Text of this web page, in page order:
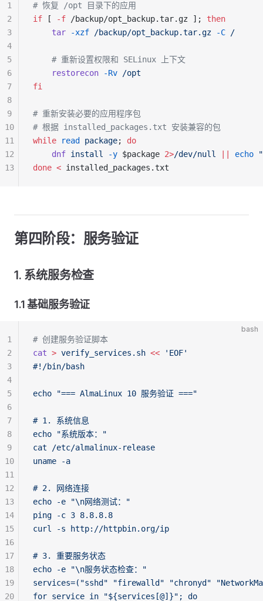
# 恢复 /opt 目录下的应用
if [ -f /backup/opt_backup.tar.gz ]; then
    tar
-xzf /backup/opt_backup.tar.gz -C /
    # 重新设置权限和 SELinux 上下文
    restorecon
-Rv /opt
fi
# 重新安装必要的应用程序包
# 根据 installed_packages.txt 安装兼容的包
while read package; do
    dnf
install -y $package 2>/dev/null echo
done < installed_packages.txt
1
2
3
4
5
6
7
8
9
10
11
12
13
第四阶段：服务验证
1. 系统服务检查
1.1 基础服务验证
bash
# 创建服务验证脚本
cat > verify_services.sh << 'EOF'
#!/bin/bash
echo "=== AlmaLinux 10 服务验证 ==="
# 1. 系统信息
echo "系统版本："
cat /etc/almalinux-release
uname -a
# 2. 网络连接
echo -e "\n网络测试："
ping -c 3 8.8.8.8
curl -s http://httpbin.org/ip
# 3. 重要服务状态
echo -e "\n服务状态检查："
services=("sshd" "firewalld" "chronyd"
for service in "${services[@]}"; do
1
2
3
4
5
6
7
8
9
10
11
12
13
14
15
16
17
18
19
20